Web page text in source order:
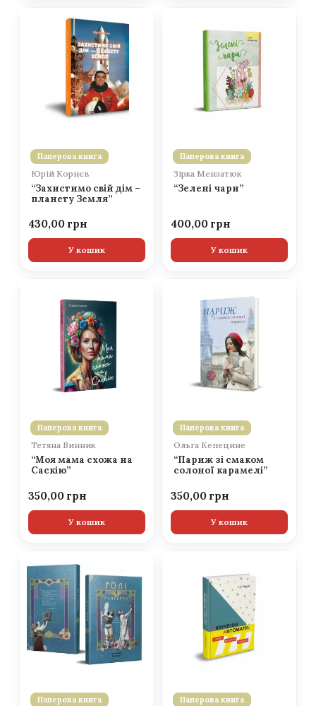
Паперова книга
Юрій Корнєв
“Захистимо свій дім –
планету Земля”
430,00
У кошик
Паперова книга
Зірка Мензатюк
“Зелені чари”
400,00
У кошик
Паперова книга
Тетяна Винник
“Моя мама схожа на
Саскію”
350,00
У кошик
Паперова книга
Ольга Кепецине
“Париж зі смаком
солоної карамелі”
350,00
У кошик
Паперова книга Паперова книга